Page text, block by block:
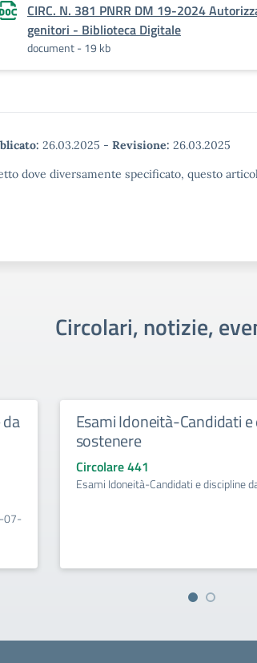
CIRC. N. 381 PNRR DM 19-2024
genitori - Biblioteca Digitale
document - 19 kb
26.03.2025 - Revisione: 26.03.2025
dove diversamente specificato, questo
Circolari, notizie,
07-
Esami Idoneità-Candidati
sostenere
Circolare 441
Esami Idoneità-Candidati e discipline